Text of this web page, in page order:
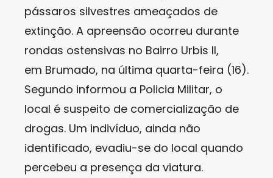
pássaros silvestres ameaçados de
extinção. A apreensão ocorreu durante
rondas ostensivas no Bairro Urbis II,
em Brumado, na última quarta-feira (16).
Segundo informou a Policia Militar, o
local é suspeito de comercialização de
drogas. Um indivíduo, ainda não
identificado, evadiu-se do local quando
percebeu a presença da viatura.